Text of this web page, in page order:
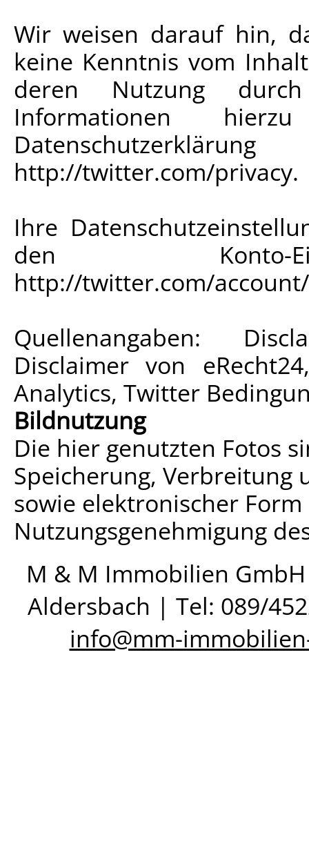
Wir weisen darauf hin,
keine Kenntnis vom
deren Nutzung
Informationen
http://twitter.com/privacy.
Ihre
den Konto-
http://twitter.com/
Quellenangaben:
Disclaimer von
Analytics, Twitter
Bildnutzung
Die hier genutzten Fotos
Speicherung, Verbreitung
sowie elektronischer
Nutzungsgenehmigung
M & M Immobilien
Aldersbach | Tel: 089/
info@mm-